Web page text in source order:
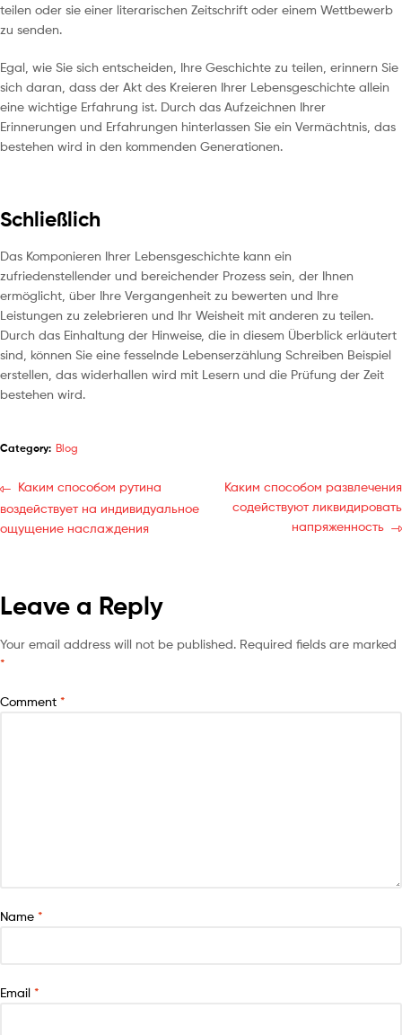
teilen oder sie einer literarischen Zeitschrift oder einem Wettbewerb
zu senden.
Egal, wie Sie sich entscheiden, Ihre Geschichte zu teilen, erinnern Sie
sich daran, dass der Akt des Kreieren Ihrer Lebensgeschichte allein
eine wichtige Erfahrung ist. Durch das Aufzeichnen Ihrer
Erinnerungen und Erfahrungen hinterlassen Sie ein Vermächtnis, das
bestehen wird in den kommenden Generationen.
Schließlich
Das Komponieren Ihrer Lebensgeschichte kann ein
zufriedenstellender und bereichender Prozess sein, der Ihnen
ermöglicht, über Ihre Vergangenheit zu bewerten und Ihre
Leistungen zu zelebrieren und Ihr Weisheit mit anderen zu teilen.
Durch das Einhaltung der Hinweise, die in diesem Überblick erläutert
sind, können Sie eine fesselnde Lebenserzählung Schreiben Beispiel
erstellen, das widerhallen wird mit Lesern und die Prüfung der Zeit
bestehen wird.
Category: Blog
Каким способом рутина
воздействует на индивидуальное
ощущение наслаждения
Каким способом развлечения
содействуют ликвидировать
напряженность
Leave a Reply
Your email address will not be published. Required fields are marked
*
Comment *
Name *
Email *